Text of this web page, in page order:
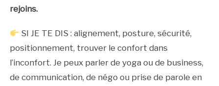
rejoins.
SI JE TE DIS : alignement, posture, sécurité,
positionnement, trouver le confort dans
l’inconfort. Je peux parler de yoga ou de business,
de communication, de négo ou prise de parole en